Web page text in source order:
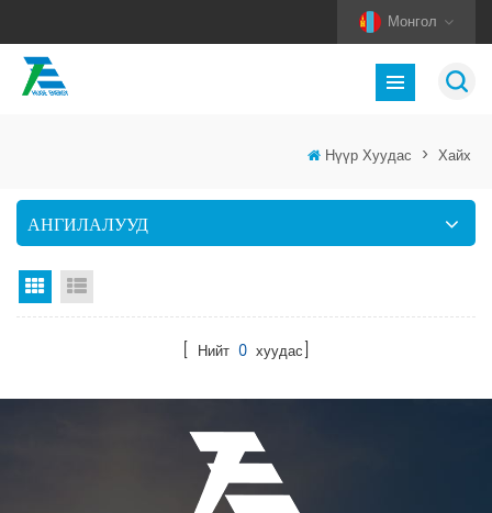
Монгол
Нүүр Хуудас > Хайх
АНГИЛАЛУУД
Тор харах
[ Нийт 0 хуудас]